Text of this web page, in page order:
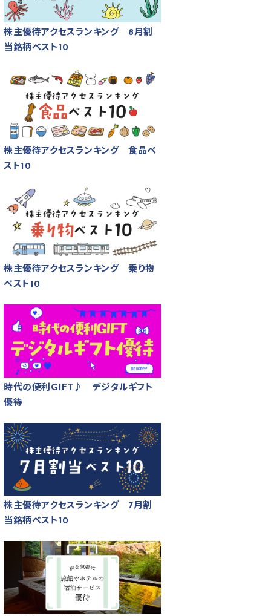
株主優待アクセスランキング 8月割
当銘柄ベスト10
株主優待アクセスランキング 食品ベ
スト10
株主優待アクセスランキング 乗り物
ベスト10
時代の便利GIFT♪ デジタルギフト
優待
株主優待アクセスランキング 7月割
当銘柄ベスト10